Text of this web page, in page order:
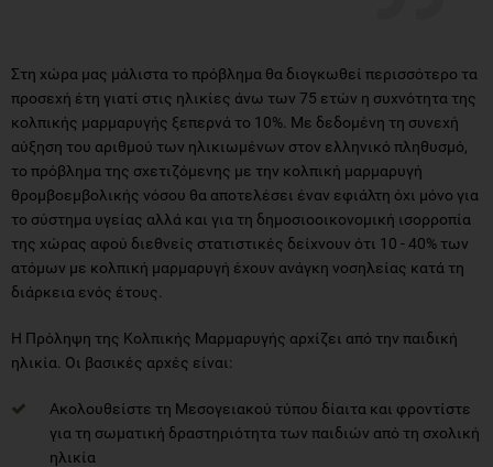
Στη χώρα μας μάλιστα το πρόβλημα θα διογκωθεί περισσότερο τα
προσεχή έτη γιατί στις ηλικίες άνω των 75 ετών η συχνότητα της
κολπικής μαρμαρυγής ξεπερνά το 10%. Με δεδομένη τη συνεχή
αύξηση του αριθμού των ηλικιωμένων στον ελληνικό πληθυσμό,
το πρόβλημα της σχετιζόμενης με την κολπική μαρμαρυγή
θρομβοεμβολικής νόσου θα αποτελέσει έναν εφιάλτη όχι μόνο για
το σύστημα υγείας αλλά και για τη δημοσιοοικονομική ισορροπία
της χώρας αφού διεθνείς στατιστικές δείχνουν ότι 10 - 40% των
ατόμων με κολπική μαρμαρυγή έχουν ανάγκη νοσηλείας κατά τη
διάρκεια ενός έτους.
Η Πρόληψη της Κολπικής Μαρμαρυγής αρχίζει από την παιδική
ηλικία. Οι βασικές αρχές είναι:
Ακολουθείστε τη Μεσογειακού τύπου δίαιτα και φροντίστε
για τη σωματική δραστηριότητα των παιδιών από τη σχολική
ηλικία